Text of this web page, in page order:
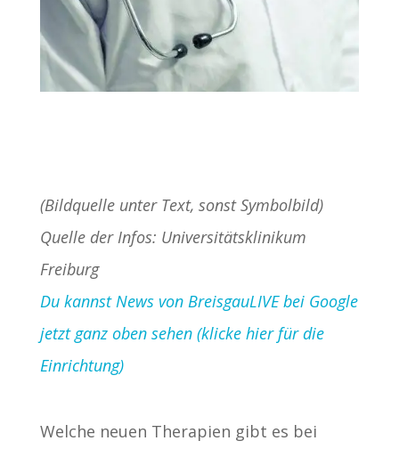
(Bildquelle unter Text, sonst Symbolbild)
Quelle der Infos: Universitätsklinikum
Freiburg
Du kannst News von BreisgauLIVE bei Google
jetzt ganz oben sehen (klicke hier für die
Einrichtung)
Welche neuen Therapien gibt es bei